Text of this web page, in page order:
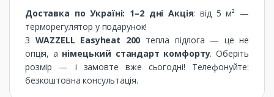
Доставка по Україні: 1–2 дні Акція: від 5 м² —
терморегулятор у подарунок!
З WAZZELL Easyheat 200 тепла підлога — це не
опція, а німецький стандарт комфорту. Оберіть
розмір — і замовте вже сьогодні! Телефонуйте:
безкоштовна консультація.